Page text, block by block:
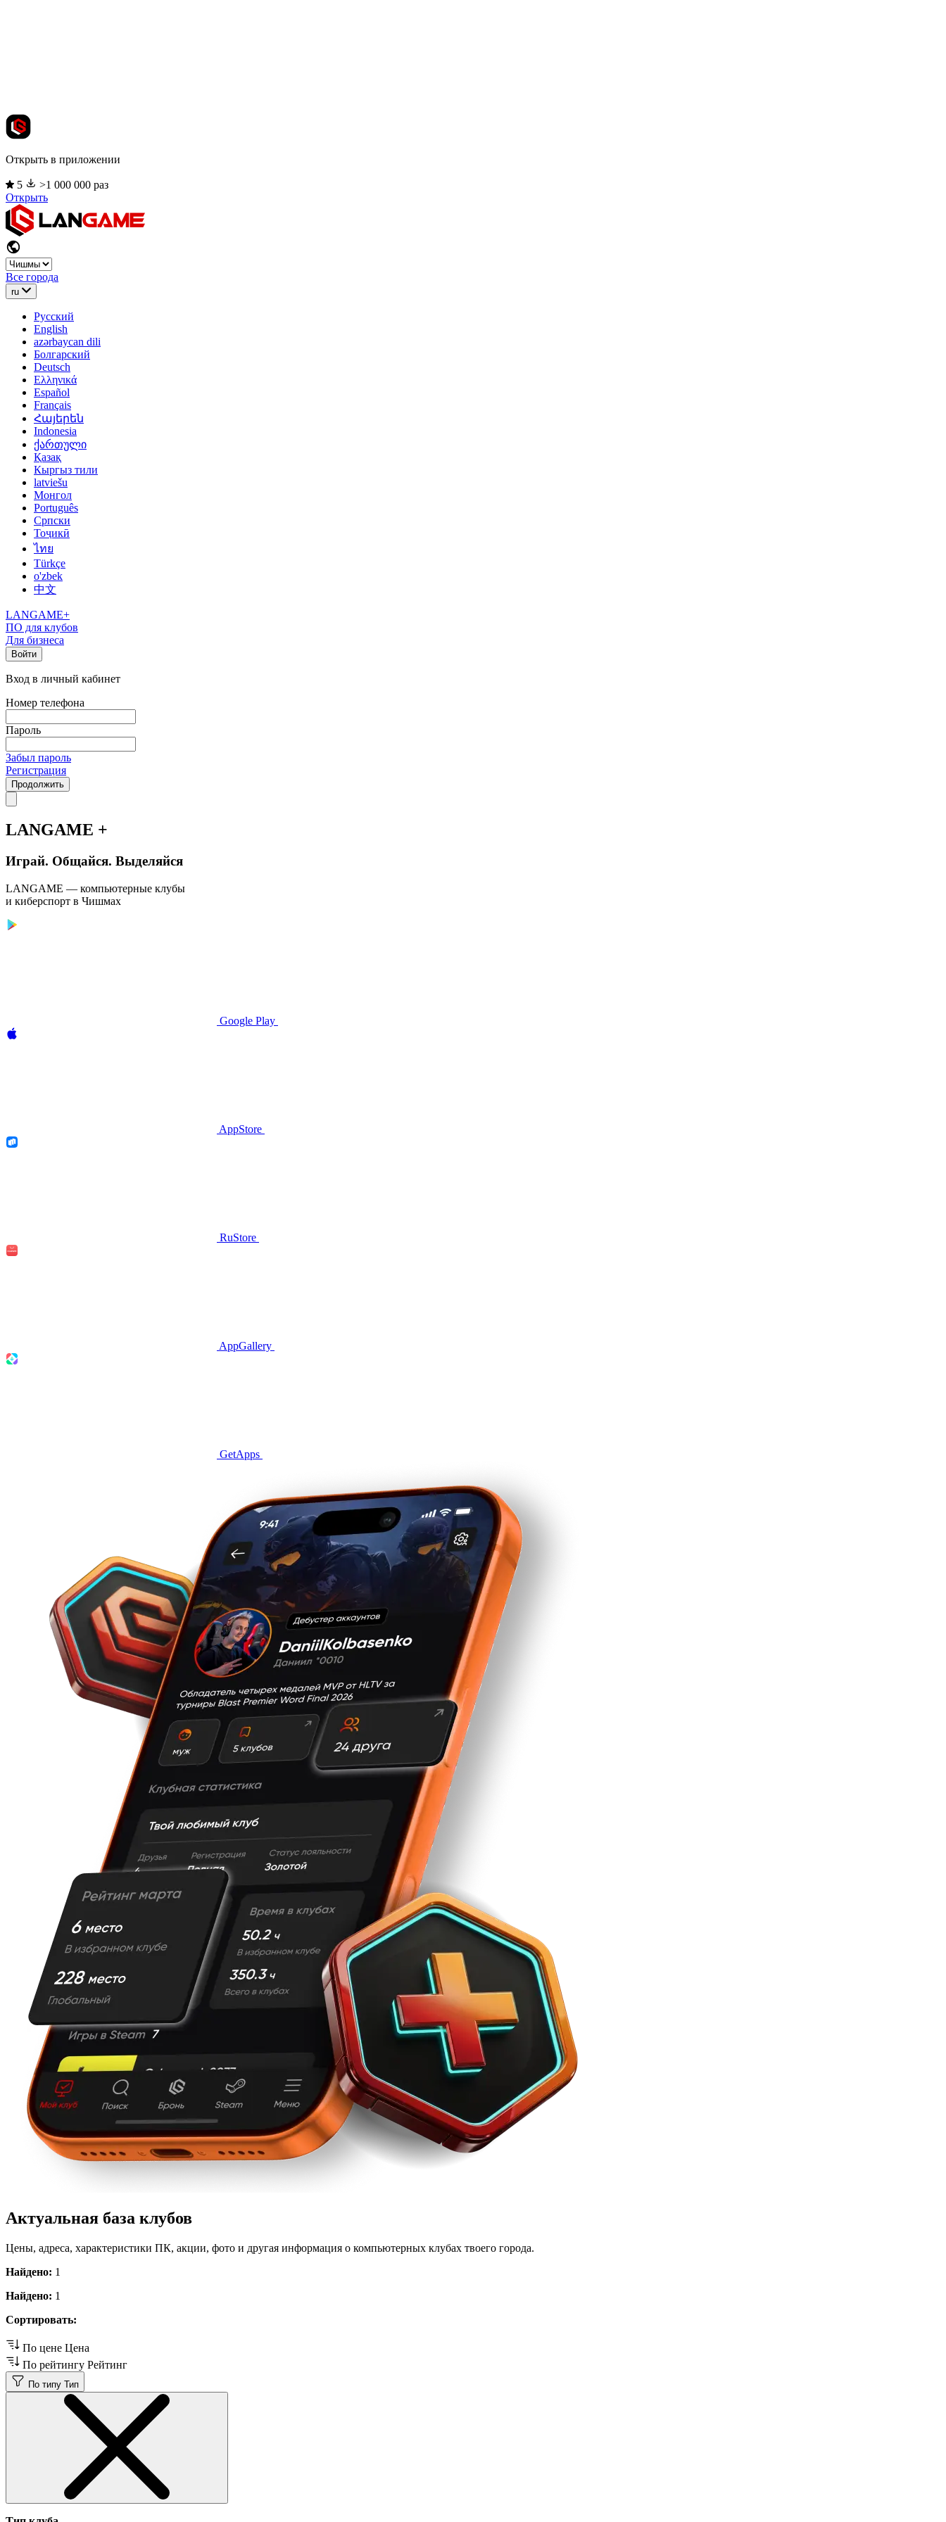
Открыть в приложении
5
>1 000 000 раз
Открыть
Все города
ru
Русский
English
azərbaycan dili
Болгарский
Deutsch
Ελληνικά
Español
Français
Հայերեն
Indonesia
ქართული
Қазақ
Кыргыз тили
latviešu
Монгол
Português
Српски
Тоҷикӣ
ไทย
Türkçe
o'zbek
中文
LANGAME+
ПО для клубов
Для бизнеса
Войти
Вход в личный кабинет
Номер телефона
Пароль
Забыл пароль
Регистрация
Продолжить
LANGAME +
Играй. Общайся. Выделяйся
LANGAME — компьютерные клубы
и киберспорт в Чишмах
Google Play
AppStore
RuStore
AppGallery
GetApps
Актуальная база клубов
Цены, адреса, характеристики ПК, акции, фото и другая информация о компьютерных клубах твоего города.
Найдено: 1
Найдено: 1
Сортировать:
По цене Цена
По рейтингу Рейтинг
По типу Тип